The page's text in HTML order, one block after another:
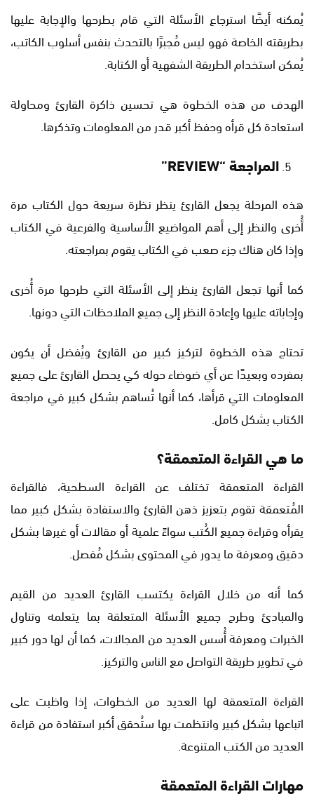
يُمكنه أيضًا استرجاع الأسئلة التي قام بطرحها والإجابة عليها
بطريقته الخاصة فهو ليس مُجبرًا بالتحدث بنفس أسلوب الكاتب،
يُمكن استخدام الطريقة الشفهية أو الكتابة.
الهدف من هذه الخطوة هي تحسين ذاكرة القارئ ومحاولة
استعادة كل قرأه وحفظ أكبر قدر من المعلومات وتذكرها.
المراجعة“REVIEW”
هذه المرحلة يجعل القارئ ينظر نظرة سريعة حول الكتاب مرة
أُخرى والنظر إلى أهم المواضيع الأساسية والفرعية في الكتاب
وإذا كان هناك جزء صعب في الكتاب يقوم بمراجعته.
كما أنها تجعل القارئ ينظر إلى الأسئلة التي طرحها مرة أُخرى
وإجاباته عليها وإعادة النظر إلى جميع الملاحظات التي دونها.
تحتاج هذه الخطوة لتركيز كبير من القارئ ويُفضل أن يكون
بمفرده وبعيدًا عن أي ضوضاء حوله كي يحصل القارئ على جميع
المعلومات التي قرأها، كما أنها تُساهم بشكل كبير في مراجعة
الكتاب بشكل كامل.
ما هي القراءة المتعمقة؟
القراءة المتعمقة تختلف عن القراءة السطحية، فالقراءة
المُتعمقة تقوم بتعزيز ذهن القارئ والاستفادة بشكل كبير مما
يقرأه وقراءة جميع الكُتب سواءً علمية أو مقالات أو غيرها بشكل
دقيق ومعرفة ما يدور في المحتوى بشكل مُفصل.
كما أنه من خلال القراءة يكتسب القارئ العديد من القيم
والمبادئ وطرح جميع الأسئلة المتعلقة بما يتعلمه وتناول
الخبرات ومعرفة أُسس العديد من المجالات، كما أن لها دور كبير
في تطوير طريقة التواصل مع الناس والتركيز.
القراءة المتعمقة لها العديد من الخطوات، إذا واظبت على
اتباعها بشكل كبير وانتظمت بها ستُحقق أكبر استفادة من قراءة
العديد من الكتب المتنوعة.
مهارات القراءة المتعمقة